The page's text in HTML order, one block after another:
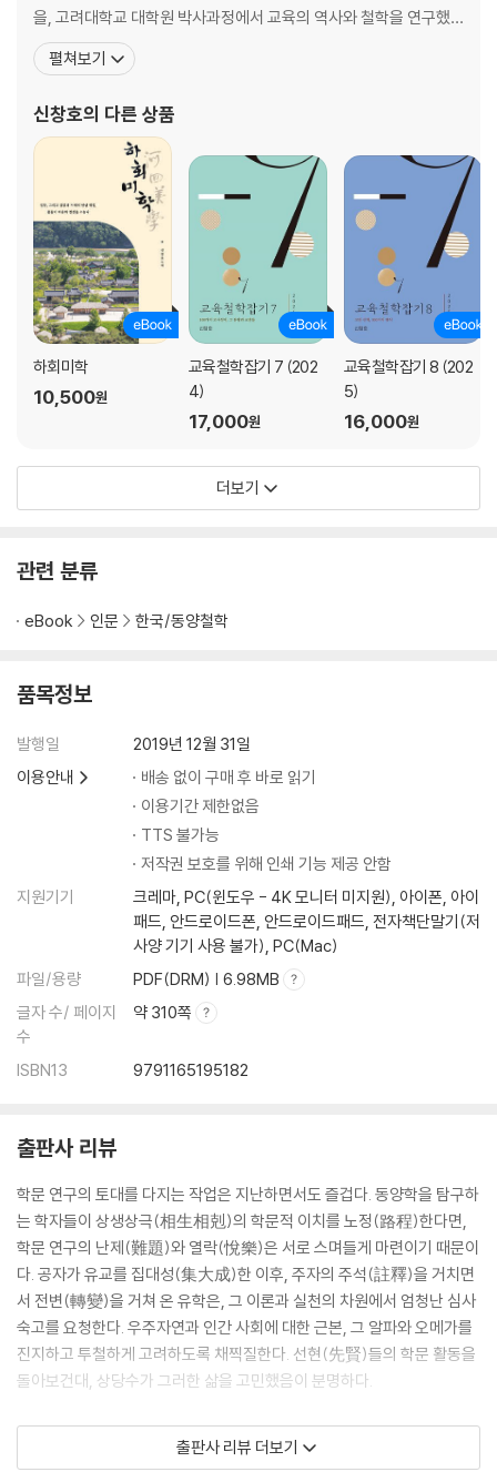
을, 고려대학교 대학원 박사과정에서 교육의 역사와 철학을 연구했
다. 교내 활동으로는 고려대학교 입학사정관실장/교양교육실장/평
생교육원장/교육문제연구소장 등을 역임하였고, 교외 활동으로는
장/한국학중앙연구원 이사 등을 맡아 봉사하였다. 국외에서는 중국
(中國) 헝
펼쳐보기
신창호의 다른 상품
하회미학
10,500원
교육철학잡기 7 (202
4)
17,000원
교육철학잡기 8 (202
5)
16,000원
더보기
관련 분류
eBook 인문 한국/동양철학
품목정보
발행일
2019년 12월 31일
이용안내
배송 없이 구매 후 바로 읽기
이용기간 제한없음
TTS 불가능
저작권 보호를 위해 인쇄 기능 제공 안함
지원기기
크레마, PC(윈도우 - 4K 모니터 미지원), 아이폰, 아이
패드, 안드로이드폰, 안드로이드패드, 전자책단말기(저
사양 기기 사용 불가), PC(Mac)
파일/용량
PDF(DRM) | 6.98MB
글자 수/ 페이지
수
약 310쪽
ISBN13 9791165195182
출판사 리뷰
학문 연구의 토대를 다지는 작업은 지난하면서도 즐겁다. 동양학을 탐구하
는 학자들이 상생상극(相生相剋)의 학문적 이치를 노정(路程)한다면,
학문 연구의 난제(難題)와 열락(悅樂)은 서로 스며들게 마련이기 때문이
다. 공자가 유교를 집대성(集大成)한 이후, 주자의 주석(註釋)을 거치면
서 전변(轉變)을 거쳐 온 유학은, 그 이론과 실천의 차원에서 엄청난 심사
숙고를 요청한다. 우주자연과 인간 사회에 대한 근본, 그 알파와 오메가를
진지하고 투철하게 고려하도록 채찍질한다. 선현(先賢)들의 학문 활동을
돌아보건대, 상당수가 그러한 삶을 고민했음이 분명하다.
본 저술은 호산(壺山) 박문호(朴文鎬, 1846∼1918)의 『칠서주상설(七
書註詳說)』을 심도있게 연구하여 한글로 완역한 연구번역 성과이다. 『칠
출판사 리뷰 더보기